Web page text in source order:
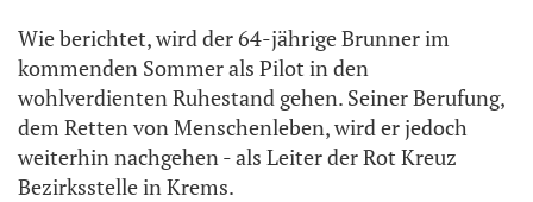
Wie berichtet, wird der 64-jährige Brunner im
kommenden Sommer als Pilot in den
wohlverdienten Ruhestand gehen. Seiner Berufung,
dem Retten von Menschenleben, wird er jedoch
weiterhin nachgehen - als Leiter der Rot Kreuz
Bezirksstelle in Krems.